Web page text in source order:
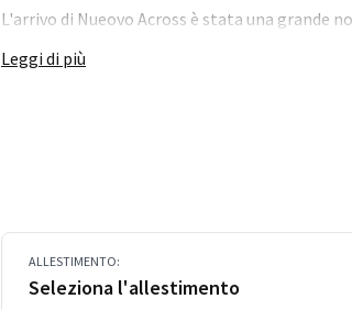
L'arrivo di Nueovo Across è stata una grande
Leggi di più
ALLESTIMENTO:
Seleziona l'allestimento